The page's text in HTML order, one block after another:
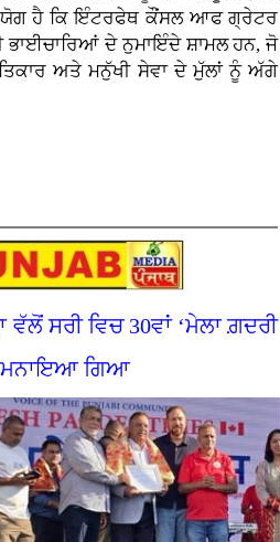
ਹੈ ਕਿ ਇੰਟਰਫੇਥ ਕੌਂਸਲ ਆਫ ਗ੍ਰੇਟਰ
ਦੇ ਨੁਮਾਇੰਦੇ ਸ਼ਾਮਲ ਹਨ, ਜੋ
ਅਤੇ ਮਨੁੱਖੀ ਸੇਵਾ ਦੇ ਮੁੱਲਾਂ ਨੂੰ ਅੱਗੇ
ਸਰੀ ਵਿਚ 30ਵਾਂ ‘ਮੇਲਾ ਗ਼ਦਰੀ
ਮਨਾਇਆ ਗਿਆ